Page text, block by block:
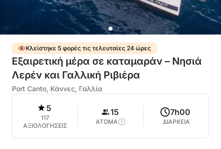
Κλείστηκε 5 φορές τις τελευταίες 24 ώρες
Εξαιρετική μέρα σε καταμαράν – Νησιά
Λερέν και Γαλλική Ριβιέρα
Port Canto, Κάννες, Γαλλία
5
117
ΑΞΙΟΛΟΓΗΣΕΙΣ
15
ΑΤΟΜΑ
7h00
ΔΙΑΡΚΕΙΑ